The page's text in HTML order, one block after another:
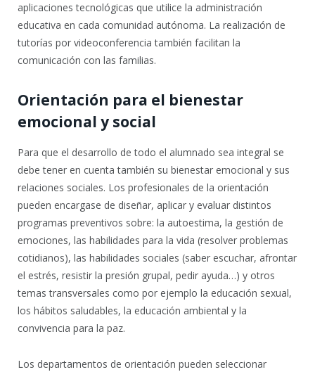
aplicaciones tecnológicas que utilice la administración
educativa en cada comunidad autónoma. La realización de
tutorías por videoconferencia también facilitan la
comunicación con las familias.
Orientación para el bienestar
emocional y social
Para que el desarrollo de todo el alumnado sea integral se
debe tener en cuenta también su bienestar emocional y sus
relaciones sociales. Los profesionales de la orientación
pueden encargase de diseñar, aplicar y evaluar distintos
programas preventivos sobre: la autoestima, la gestión de
emociones, las habilidades para la vida (resolver problemas
cotidianos), las habilidades sociales (saber escuchar, afrontar
el estrés, resistir la presión grupal, pedir ayuda…) y otros
temas transversales como por ejemplo la educación sexual,
los hábitos saludables, la educación ambiental y la
convivencia para la paz.
Los departamentos de orientación pueden seleccionar